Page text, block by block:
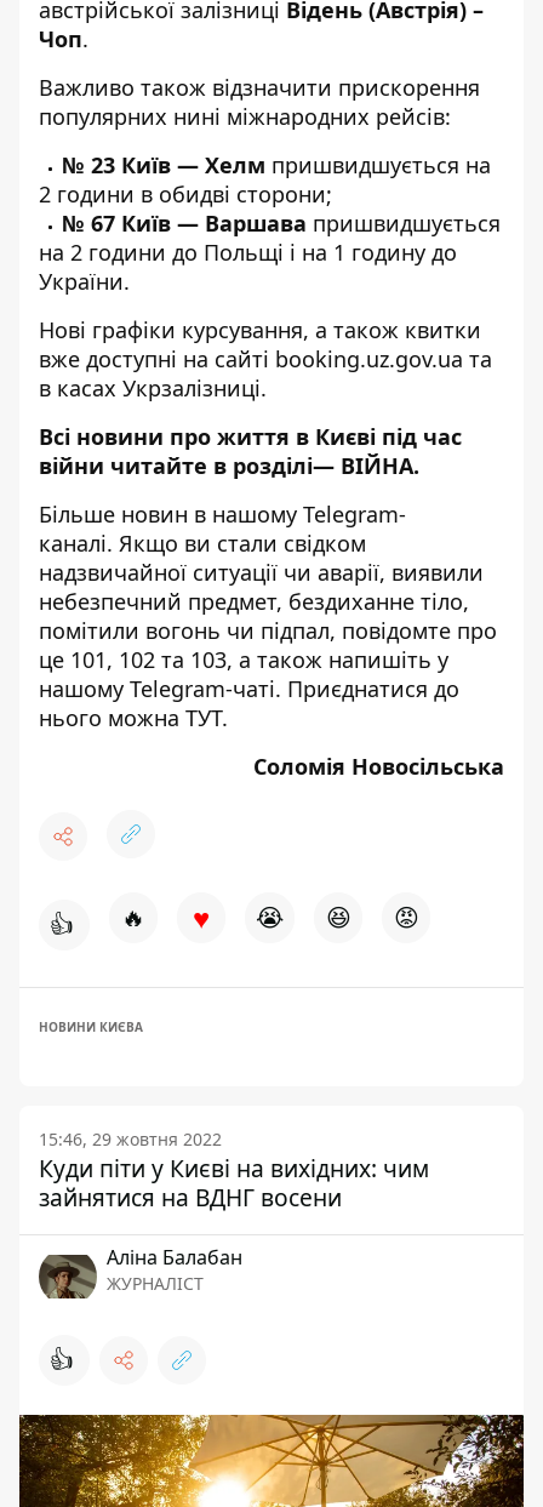
австрійської залізниці Відень (Австрія) –
Чоп.
Важливо також відзначити прискорення
популярних нині міжнародних рейсів:
№ 23 Київ — Хелм пришвидшується на
2 години в обидві сторони;
№ 67 Київ — Варшава пришвидшується
на 2 години до Польщі і на 1 годину до
України.
Нові графіки курсування, а також квитки
вже доступні на сайті booking.uz.gov.ua та
в касах Укрзалізниці.
Всі новини про життя в Києві під час
війни читайте в розділі— ВІЙНА.
Більше новин в нашому Telegram-
каналі. Якщо ви стали свідком
надзвичайної ситуації чи аварії, виявили
небезпечний предмет, бездиханне тіло,
помітили вогонь чи підпал, повідомте про
це 101, 102 та 103, а також напишіть у
нашому Telegram-чаті. Приєднатися до
нього можна ТУТ.
Соломія Новосільська
👍 🔥 ♥ 😭 😆 😡
НОВИНИ КИЄВА
15:46, 29 жовтня 2022
Куди піти у Києві на вихідних: чим
зайнятися на ВДНГ восени
Аліна Балабан
ЖУРНАЛІСТ
👍